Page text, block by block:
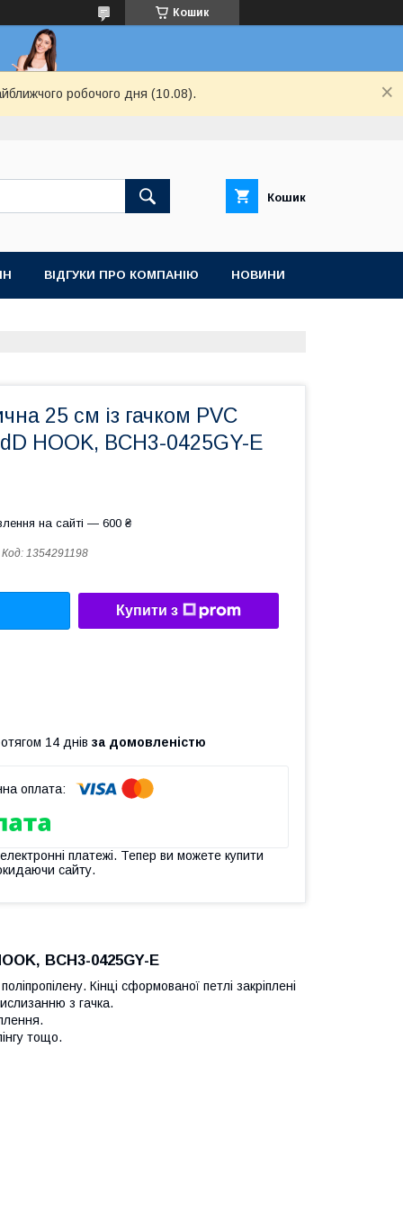
Кошик
робочого дня (10.08).
Кошик
ВІДГУКИ ПРО КОМПАНІЮ НОВИНИ
25 см із гачком PVC
HOOK, BCH3-0425GY-E
на сайті — 600 ₴
Код: 1354291198
Купити з
14 днів за домовленістю
платежі. Тепер ви можете купити
сайту.
BCH3-0425GY-E
Кінці сформованої петлі закріплені
з гачка.
тощо.